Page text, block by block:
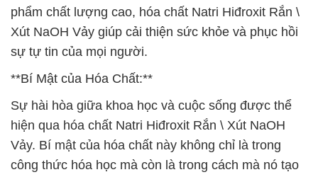
phẩm chất lượng cao, hóa chất Natri Hiđroxit Rắn \
Xút NaOH Vảy giúp cải thiện sức khỏe và phục hồi
sự tự tin của mọi người.
**Bí Mật của Hóa Chất:**
Sự hài hòa giữa khoa học và cuộc sống được thể
hiện qua hóa chất Natri Hiđroxit Rắn \ Xút NaOH
Vảy. Bí mật của hóa chất này không chỉ là trong
công thức hóa học mà còn là trong cách mà nó tạo